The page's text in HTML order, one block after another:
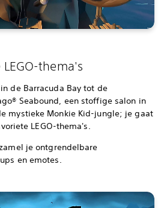
thema's
de Barracuda Bay tot de
Seabound, een stoffige salon in
mystieke Monkie Kid-jungle; je gaat
LEGO-thema's.
je ontgrendelbare
en emotes.